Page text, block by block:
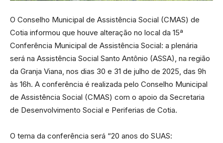
O Conselho Municipal de Assistência Social (CMAS) de
Cotia informou que houve alteração no local da 15ª
Conferência Municipal de Assistência Social: a plenária
será na Assistência Social Santo Antônio (ASSA), na região
da Granja Viana, nos dias 30 e 31 de julho de 2025, das 9h
às 16h. A conferência é realizada pelo Conselho Municipal
de Assistência Social (CMAS) com o apoio da Secretaria
de Desenvolvimento Social e Periferias de Cotia.
O tema da conferência será “20 anos do SUAS: